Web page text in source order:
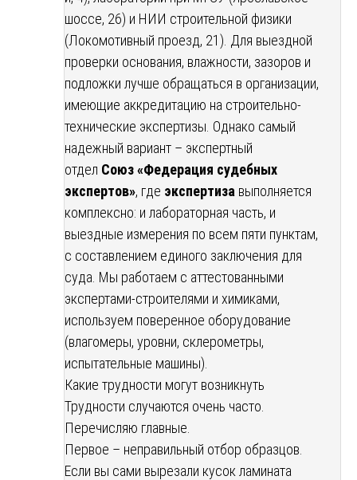
шоссе, 26) и НИИ строительной физики
(Локомотивный проезд, 21). Для выездной
проверки основания, влажности, зазоров и
подложки лучше обращаться в организации,
имеющие аккредитацию на строительно-
технические экспертизы. Однако самый
надежный вариант – экспертный
отдел Союз «Федерация судебных
экспертов», где экспертиза выполняется
комплексно: и лабораторная часть, и
выездные измерения по всем пяти пунктам,
с составлением единого заключения для
суда. Мы работаем с аттестованными
экспертами-строителями и химиками,
используем поверенное оборудование
(влагомеры, уровни, склерометры,
испытательные машины).
Какие трудности могут возникнуть
Трудности случаются очень часто.
Перечисляю главные.
Первое – неправильный отбор образцов.
Если вы сами вырезали кусок ламината